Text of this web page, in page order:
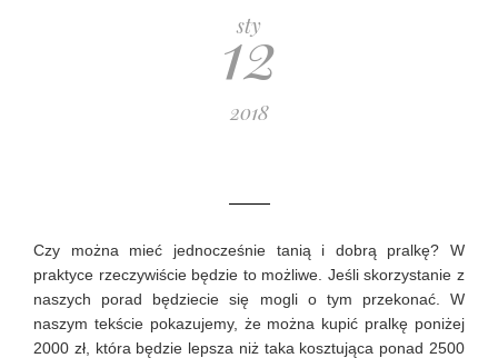
sty
12
2018
Czy można mieć jednocześnie tanią i dobrą pralkę? W
praktyce rzeczywiście będzie to możliwe. Jeśli skorzystanie z
naszych porad będziecie się mogli o tym przekonać. W
naszym tekście pokazujemy, że można kupić pralkę poniżej
2000 zł, która będzie lepsza niż taka kosztująca ponad 2500